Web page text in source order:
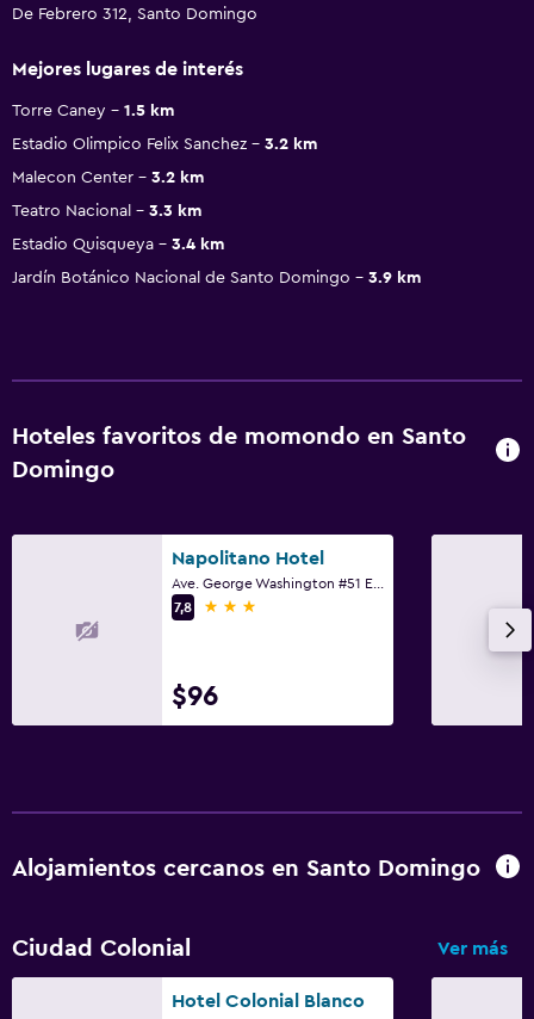
De Febrero 312, Santo Domingo
Mejores lugares de interés
Torre Caney
1.5 km
Estadio Olimpico Felix Sanchez
3.2 km
Malecon Center
3.2 km
Teatro Nacional
3.3 km
Estadio Quisqueya
3.4 km
Jardín Botánico Nacional de Santo Domingo
3.9 km
Hoteles favoritos de momondo en Santo
Domingo
Napolitano Hotel
7,8
3 estrellas
$96
Alojamientos cercanos en Santo Domingo
Ciudad Colonial Ver más
Hotel Colonial Blanco